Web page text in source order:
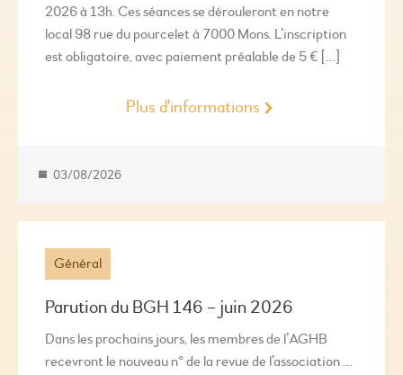
2026 à 13h. Ces séances se dérouleront en notre
local 98 rue du pourcelet à 7000 Mons. L’inscription
est obligatoire, avec paiement préalable de 5 € […]
Plus d'informations
03/08/2026
Général
Parution du BGH 146 – juin 2026
Dans les prochains jours, les membres de l’AGHB
recevront le nouveau n° de la revue de l’association …